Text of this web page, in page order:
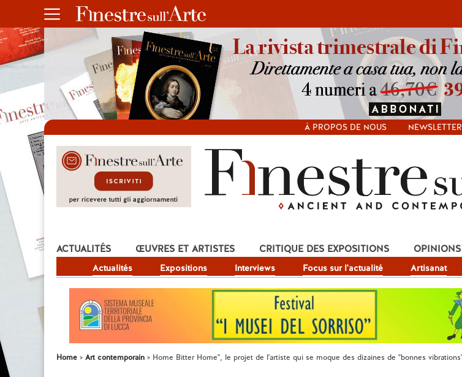
À PROPOS DE NOUS NEWSLETTER
ACTUALITÉS
Actualités Expositions Interviews Focus sur l'actualité Artisanat
ŒUVRES ET ARTISTES CRITIQUE DES EXPOSITIONS OPINIONS
Home Art contemporain Home Bitter Home", le projet de l'artiste qui se moque des dizaines de "bonnes